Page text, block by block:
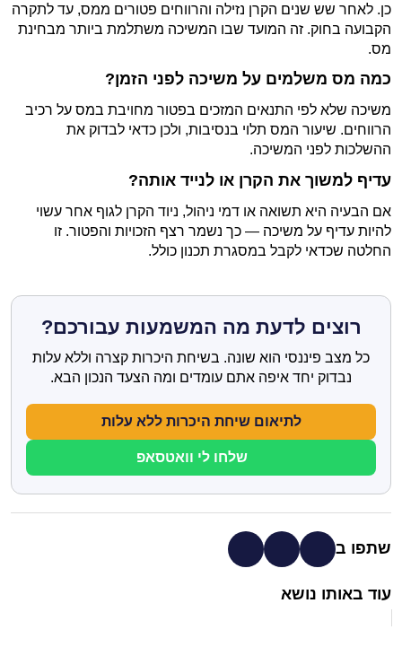
כן. לאחר שש שנים הקרן נזילה והרווחים פטורים ממס, עד לתקרה
הקבועה בחוק. זה המועד שבו המשיכה משתלמת ביותר מבחינת
מס.
כמה מס משלמים על משיכה לפני הזמן?
משיכה שלא לפי התנאים המזכים בפטור מחויבת במס על רכיב
הרווחים. שיעור המס תלוי בנסיבות, ולכן כדאי לבדוק את
ההשלכות לפני המשיכה.
עדיף למשוך את הקרן או לנייד אותה?
אם הבעיה היא תשואה או דמי ניהול, ניוד הקרן לגוף אחר עשוי
להיות עדיף על משיכה — כך נשמר רצף הזכויות והפטור. זו
החלטה שכדאי לקבל במסגרת תכנון כולל.
רוצים לדעת מה המשמעות עבורכם?
כל מצב פיננסי הוא שונה. בשיחת היכרות קצרה וללא עלות
נבדוק יחד איפה אתם עומדים ומה הצעד הנכון הבא.
לתיאום שיחת היכרות ללא עלות
שלחו לי וואטסאפ
שתפו ב
עוד באותו נושא